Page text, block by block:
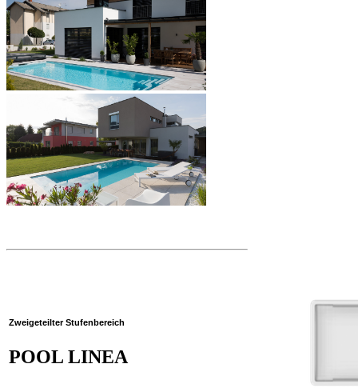
Zweigeteilter Stufenbereich
POOL LINEA